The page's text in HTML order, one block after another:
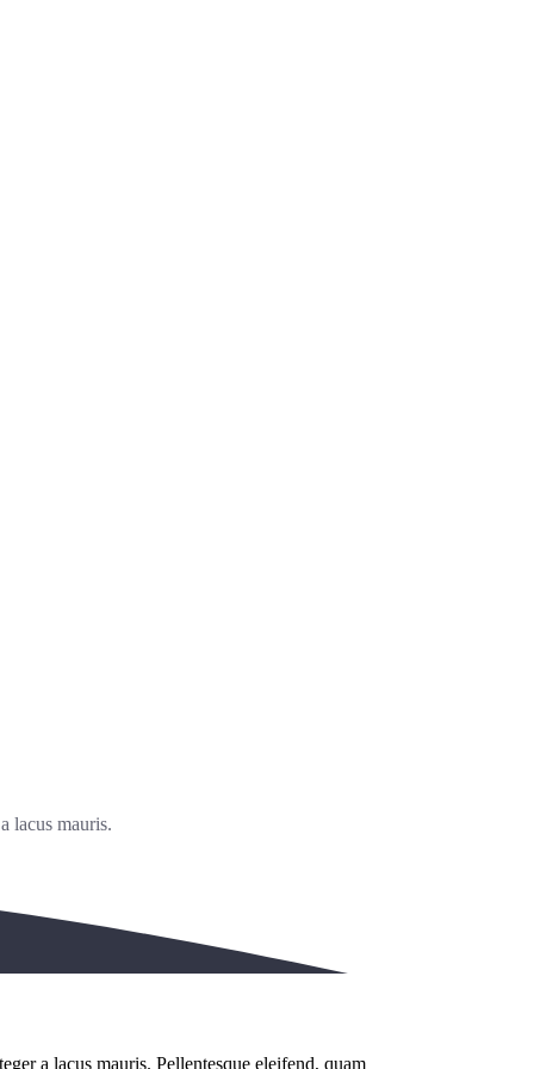
lacus mauris.
a lacus mauris. Pellentesque eleifend, quam